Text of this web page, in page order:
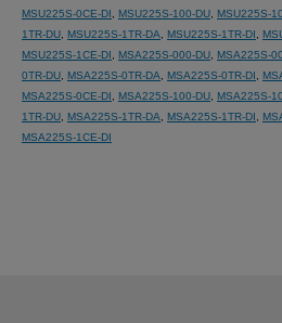
MSU225S-0CE-DI
MSU225S-100-DU MSU225S-
1TR-DU
MSU225S-1TR-DA MSU225S-1TR-DI
MSU225S-1CE-DI
MSA225S-000-DU MSA225S-
0TR-DU
MSA225S-0TR-DA MSA225S-0TR-DI
MSA225S-0CE-DI
MSA225S-100-DU MSA225S-
1TR-DU
MSA225S-1TR-DA MSA225S-1TR-DI
MSA225S-1CE-DI